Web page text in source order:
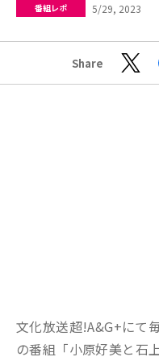
番組レポ 5/29, 2023
Share
文化放送超!A&G+にて
の番組「小原好美と石